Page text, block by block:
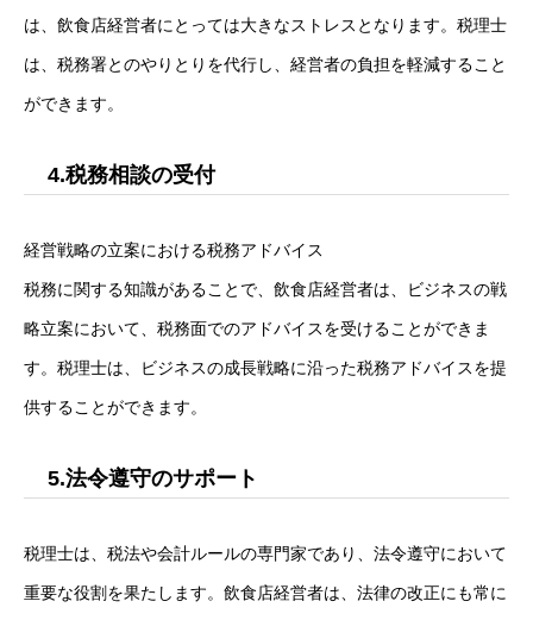
は、飲食店経営者にとっては大きなストレスとなります。税理士
は、税務署とのやりとりを代行し、経営者の負担を軽減すること
ができます。
4.税務相談の受付
経営戦略の立案における税務アドバイス
税務に関する知識があることで、飲食店経営者は、ビジネスの戦
略立案において、税務面でのアドバイスを受けることができま
す。税理士は、ビジネスの成長戦略に沿った税務アドバイスを提
供することができます。
5.法令遵守のサポート
税理士は、税法や会計ルールの専門家であり、法令遵守において
重要な役割を果たします。飲食店経営者は、法律の改正にも常に